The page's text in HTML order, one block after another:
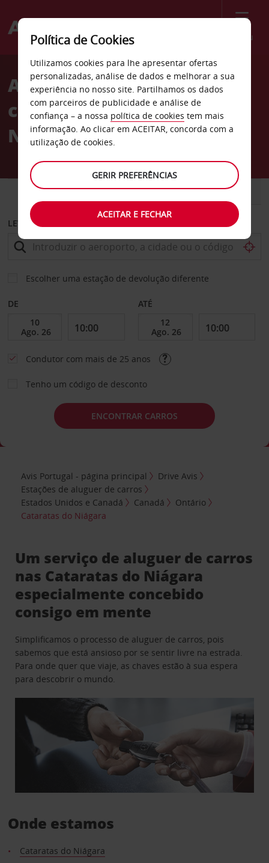
Menu
Welcome
AvisAluguer de
carros Cataratas do
Niágara
CARRO COMERCIAIS
LEVANTAR EM
Escolher uma estação de devolução diferente
DE ATÉ
Condutor com mais de 25 anos
Tenho um código de desconto
ENCONTRAR CARROS
Avis Portugal - página principal
Drive Avis
Estações de aluguer de carros
Estados Unidos e Canadá
Canadá
Ontário
Cataratas do Niágara
Um serviço de aluguer de carros
nas Cataratas do Niágara
especialmente concebido
consigo em mente
Simplificamos o processo de aluguer de carros, pois
sabemos que está ansioso por se sentir livre na estrada.
Para onde quer que viaje, as chaves estão à sua espera
para descobrir o mundo.
Onde estamos
Cataratas do Niágara
Política de Cookies
Utilizamos cookies para lhe apresentar ofertas
personalizadas, análise de dados e melhorar a sua
experiência no nosso site. Partilhamos os dados
com parceiros de publicidade e análise de
confiança – a nossa política de cookies tem mais
informação. Ao clicar em ACEITAR, concorda com a
utilização de cookies.
GERIR PREFERÊNCIAS
ACEITAR E FECHAR